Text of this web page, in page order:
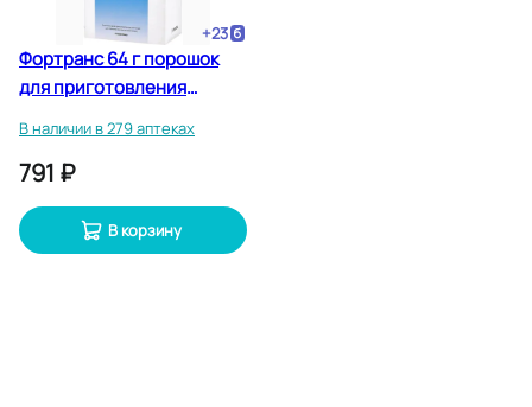
+23
Фортранс 64 г порошок
для приготовления
внутрь 4 шт
В наличии в 279 аптеках
791 ₽
В корзину